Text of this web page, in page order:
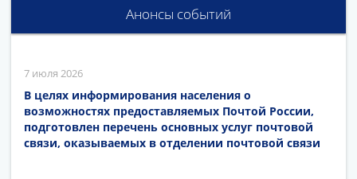
Анонсы событий
7 июля 2026
В целях информирования населения о
возможностях предоставляемых Почтой России,
подготовлен перечень основных услуг почтовой
связи, оказываемых в отделении почтовой связи